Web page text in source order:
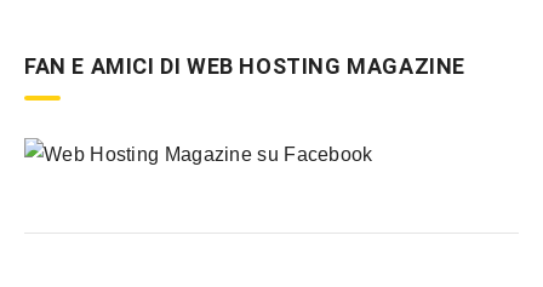
FAN E AMICI DI WEB HOSTING MAGAZINE